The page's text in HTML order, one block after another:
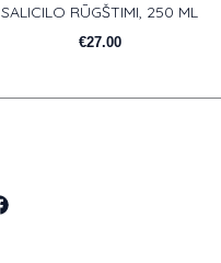
SALICILO RŪGŠTIMI, 250 ML
€27.00